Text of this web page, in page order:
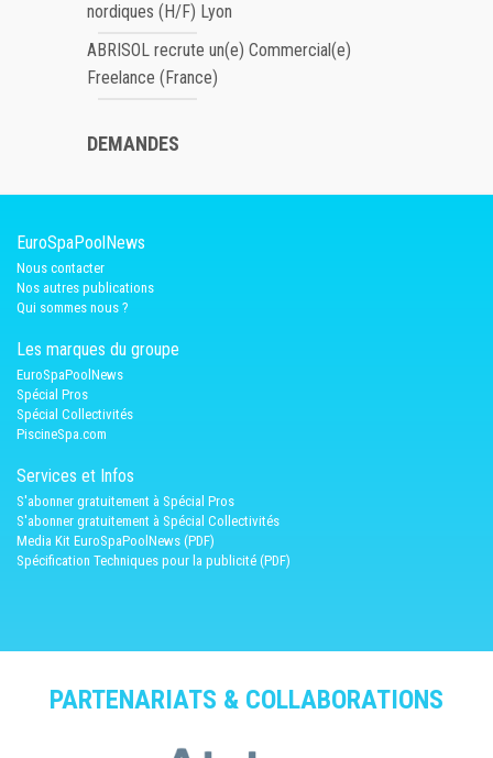
nordiques (H/F) Lyon
ABRISOL recrute un(e) Commercial(e)
Freelance (France)
DEMANDES
EuroSpaPoolNews
Nous contacter
Nos autres publications
Qui sommes nous ?
Les marques du groupe
EuroSpaPoolNews
Spécial Pros
Spécial Collectivités
PiscineSpa.com
Services et Infos
S'abonner gratuitement à Spécial Pros
S'abonner gratuitement à Spécial Collectivités
Media Kit EuroSpaPoolNews (PDF)
Spécification Techniques pour la publicité (PDF)
PARTENARIATS & COLLABORATIONS